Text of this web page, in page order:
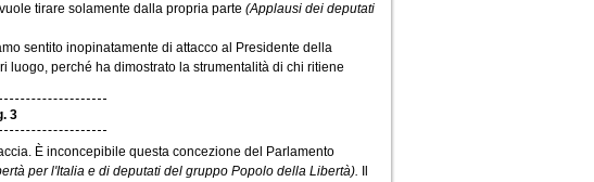
tirare solamente dalla propria parte (Applausi dei deputati
sentito inopinatamente di attacco al Presidente della
luogo, perché ha dimostrato la strumentalità di chi ritiene
3
È inconcepibile questa concezione del Parlamento
per l'Italia e di deputati del gruppo Popolo della Libertà).